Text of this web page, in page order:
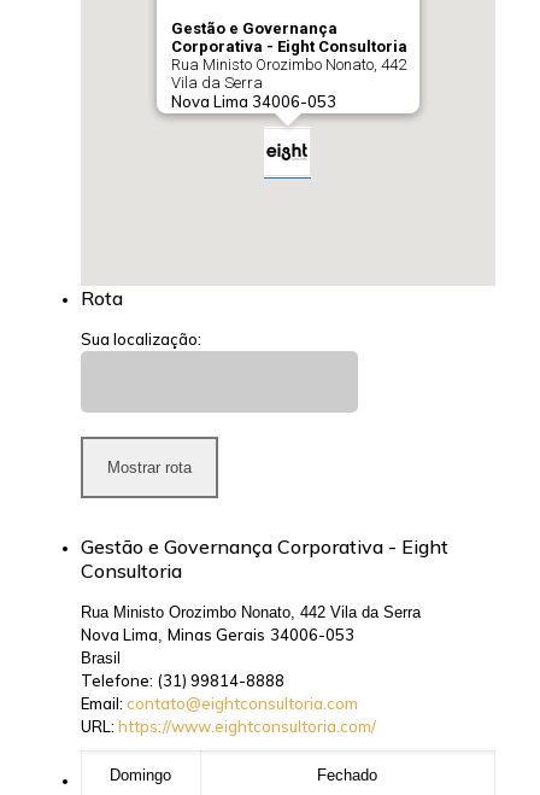
Gestão e Governança
Corporativa - Eight Consultoria
Rua Ministo Orozimbo Nonato, 442
Vila da Serra
Nova Lima 34006-053
Telefone:(31) 99814-8888
Rota
Sua localização:
Gestão e Governança Corporativa - Eight
Consultoria
Rua Ministo Orozimbo Nonato, 442 Vila da Serra
Nova Lima Minas Gerais 34006-053
Brasil
Telefone: (31) 99814-8888
Email: contato@eightconsultoria.com
URL: https://www.eightconsultoria.com/
Domingo Fechado